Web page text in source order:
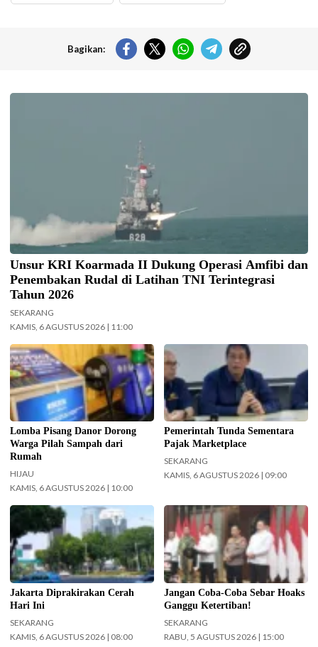
Bagikan:
Unsur KRI Koarmada II Dukung Operasi Amfibi dan
Penembakan Rudal di Latihan TNI Terintegrasi
Tahun 2026
SEKARANG
KAMIS, 6 AGUSTUS 2026 | 11:00
Pemkot Surabaya gelar Lomba
Pisang Danor. (Foto:
Surabaya.go.id)
Lomba Pisang Danor Dorong
Warga Pilah Sampah dari
Rumah
HIJAU
KAMIS, 6 AGUSTUS 2026 | 10:00
Menteri Keuangan (Menkeu)
Purbaya Yudhi Sadewa.
(InfoPublik.id)
Pemerintah Tunda Sementara
Pajak Marketplace
SEKARANG
KAMIS, 6 AGUSTUS 2026 | 09:00
Cuaca wilayah Jakarta hari ini
diprediksi cerah. (Foto: Doc-
beritajakarta.id)
Jakarta Diprakirakan Cerah
Hari Ini
SEKARANG
KAMIS, 6 AGUSTUS 2026 | 08:00
Menko Polkam Jenderal TNI
(Purn.) Djamari Chaniago
menegaskan pemerintah akan
mengambil tindakan secara
terukur terhadap setiap pihak
yang menyebarkan hoaks,
disinformasi, fitnah, maupun ujaran
kebencian yang mengganggu
kepentingan masyarakat luas dan
stabilitas nasional. (Foto:
Jangan Coba-Coba Sebar Hoaks
Ganggu Ketertiban!
SEKARANG
RABU, 5 AGUSTUS 2026 | 15:00